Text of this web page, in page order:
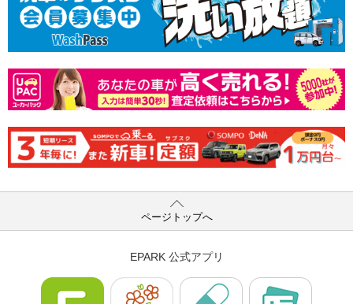
ページトップへ